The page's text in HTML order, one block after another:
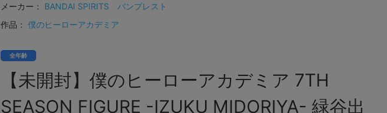
メーカー： BANDAI SPIRITS
バンプレスト
作品： 僕のヒーローアカデミア
全年齢
【未開封】僕のヒーローアカデミア 7TH
SEASON FIGURE -IZUKU MIDORIYA- 緑谷出